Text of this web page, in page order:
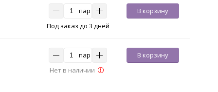
пар
В корзину
Под заказ до 3 дней
пар
В корзину
Нет в наличии